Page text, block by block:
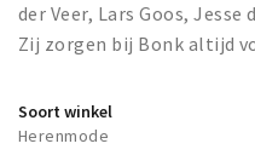
VRIJE TIJD
Sport
Nieuws
Agenda
der Veer, Lars Goos, Jesse
Zij zorgen bij Bonk altijd
Soort winkel
Herenmode